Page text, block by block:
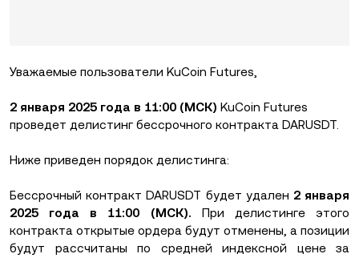
Уважаемые пользователи KuCoin Futures,
2 января 2025 года в 11:00 (МСК) KuCoin Futures
проведет делистинг бессрочного контракта DARUSDT.
Ниже приведен порядок делистинга:
Бессрочный контракт DARUSDT будет удален 2 января
2025 года в 11:00 (МСК). При делистинге этого
контракта открытые ордера будут отменены, а позиции
будут рассчитаны по средней индексной цене за